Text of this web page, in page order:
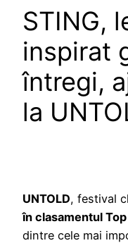
STING,
inspirat
întregi,
la
UNTOLD, festival
în clasamentul
dintre cele mai